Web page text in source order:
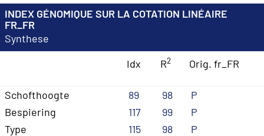
INDEX GÉNOMIQUE SUR LA COTATION LINÉAIRE
FR_FR
Synthese
Idx
R2 Orig. fr_FR
Schofthoogte 89 98
P
Bespiering
117 99
P
Type
115 98
P